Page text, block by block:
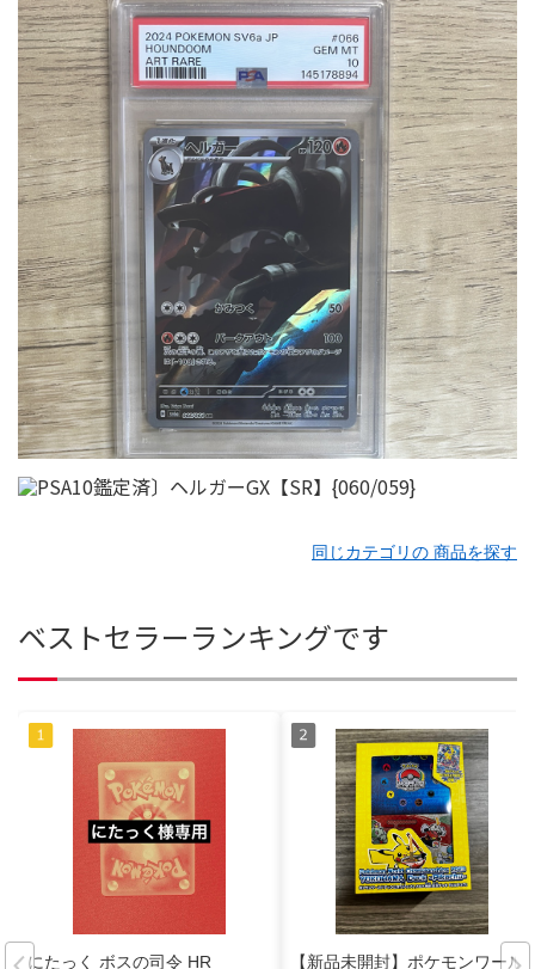
同じカテゴリの 商品を探す
ベストセラーランキングです
にたっく ボスの司令 HR 【新品未開封】ポケモンワール